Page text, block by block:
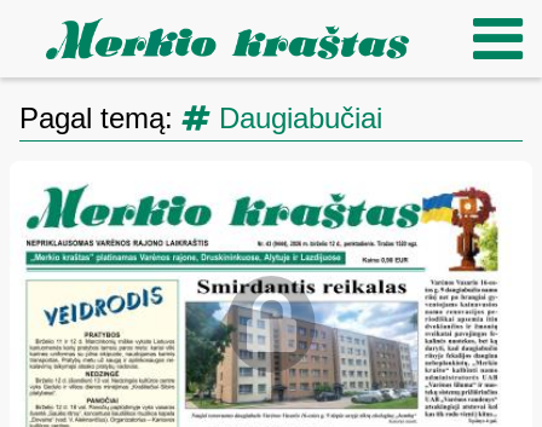
Pagal temą: Daugiabučiai